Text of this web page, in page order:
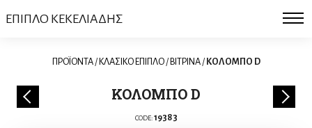
ΕΠΙΠΛΟ ΚΕΚΕΛΙΑΔΗΣ
ΠΡΟΪΟΝΤΑ/ ΚΛΑΣΙΚΟ ΕΠΙΠΛΟ/ ΒΙΤΡΙΝΑ/ ΚΟΛΟΜΠΟ D
ΚΟΛΟΜΠΟ D
CODE: 19383